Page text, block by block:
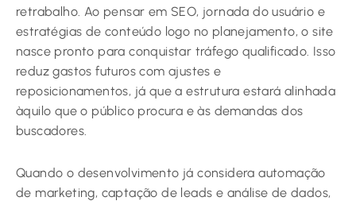
retrabalho. Ao pensar em SEO, jornada do usuário e
estratégias de conteúdo logo no planejamento, o site
nasce pronto para conquistar tráfego qualificado. Isso
reduz gastos futuros com ajustes e
reposicionamentos, já que a estrutura estará alinhada
àquilo que o público procura e às demandas dos
buscadores.
Quando o desenvolvimento já considera automação
de marketing, captação de leads e análise de dados,